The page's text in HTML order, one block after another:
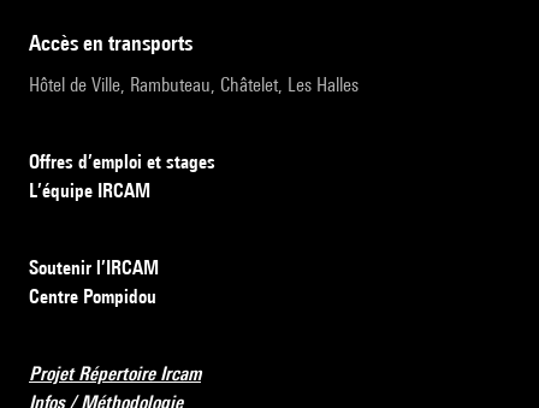
accès en transports
Hôtel de Ville, Rambuteau, Châtelet, Les Halles
Offres d’emploi et stages
L’équipe IRCAM
Soutenir l’IRCAM
Centre Pompidou
Projet Répertoire Ircam
Infos / Méthodologie